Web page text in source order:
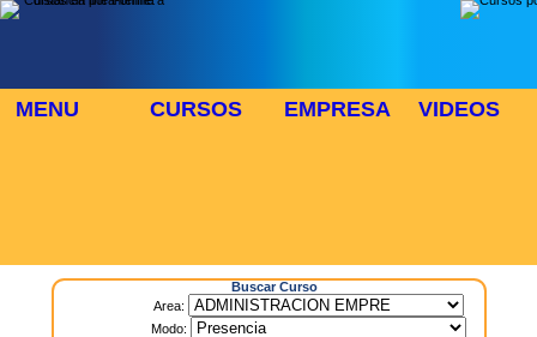
MENU CURSOS EMPRESA VIDEOS
Buscar Curso
Area:
Modo: